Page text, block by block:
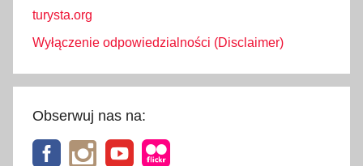
turysta.org
Wyłączenie odpowiedzialności (Disclaimer)
Obserwuj nas na: